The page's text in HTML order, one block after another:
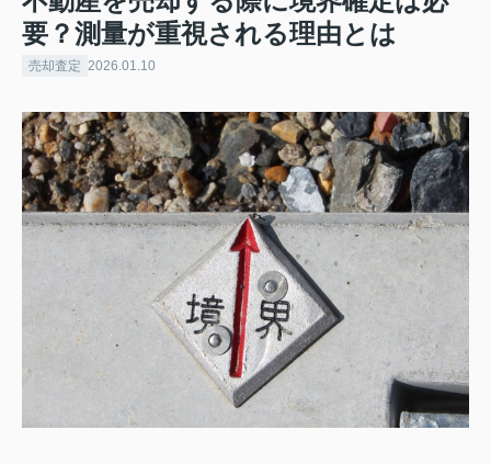
要？測量が重視される理由とは
売却査定 2026.01.10